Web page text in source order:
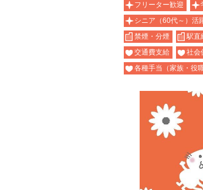
フリーター歓迎
シニア（60代～）活
禁煙・分煙
駅直
交通費支給
社会
各種手当（家族・役